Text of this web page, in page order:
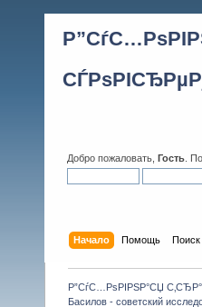
Добро пожаловать, Гость .
Начало Помощь Поиск
Р”СѓС…РѕРІРЅР°СЏ
Басилов - советский